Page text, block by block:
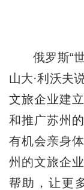
俄罗斯“世
山大·利沃夫
文旅企业建
和推广苏州
有机会亲身
州的文旅企
帮助，让更